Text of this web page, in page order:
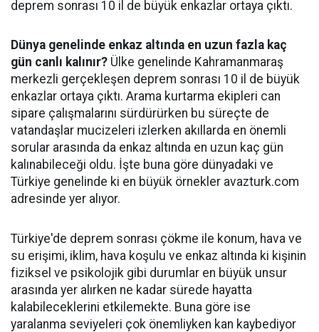
deprem sonrası 10 il de büyük enkazlar ortaya çıktı.
Dünya genelinde enkaz altında en uzun fazla kaç
gün canlı kalınır? Ülke genelinde Kahramanmaraş
merkezli gerçekleşen deprem sonrası 10 il de büyük
enkazlar ortaya çıktı. Arama kurtarma ekipleri can
sipare çalışmalarını sürdürürken bu süreçte de
vatandaşlar mucizeleri izlerken akıllarda en önemli
sorular arasında da enkaz altında en uzun kaç gün
kalınabileceği oldu. İşte buna göre dünyadaki ve
Türkiye genelinde ki en büyük örnekler avazturk.com
adresinde yer alıyor.
Türkiye'de deprem sonrası çökme ile konum, hava ve
su erişimi, iklim, hava koşulu ve enkaz altında ki kişinin
fiziksel ve psikolojik gibi durumlar en büyük unsur
arasında yer alırken ne kadar sürede hayatta
kalabileceklerini etkilemekte. Buna göre ise
yaralanma seviyeleri çok önemliyken kan kaybediyor